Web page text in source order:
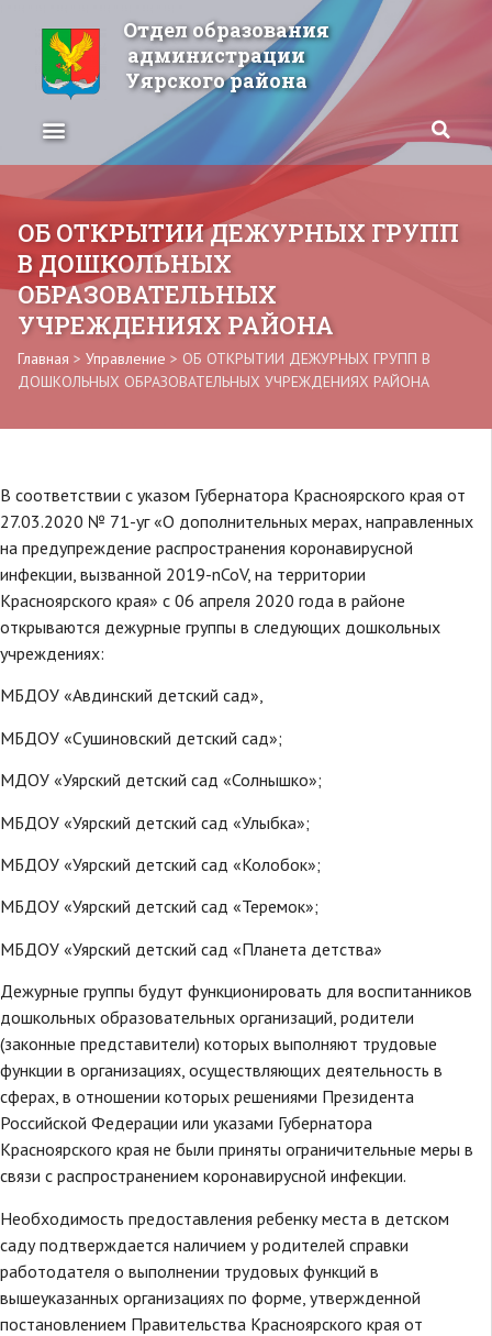
Отдел образования
администрации
Уярского района
ОБ ОТКРЫТИИ ДЕЖУРНЫХ ГРУПП
В ДОШКОЛЬНЫХ
ОБРАЗОВАТЕЛЬНЫХ
УЧРЕЖДЕНИЯХ РАЙОНА
Главная > Управление > ОБ ОТКРЫТИИ ДЕЖУРНЫХ ГРУПП В
ДОШКОЛЬНЫХ ОБРАЗОВАТЕЛЬНЫХ УЧРЕЖДЕНИЯХ РАЙОНА
В соответствии с указом Губернатора Красноярского края от
27.03.2020 № 71-уг «О дополнительных мерах, направленных
на предупреждение распространения коронавирусной
инфекции, вызванной 2019-nCoV, на территории
Красноярского края» с 06 апреля 2020 года в районе
открываются дежурные группы в следующих дошкольных
учреждениях:
МБДОУ «Авдинский детский сад»,
МБДОУ «Сушиновский детский сад»;
МДОУ «Уярский детский сад «Солнышко»;
МБДОУ «Уярский детский сад «Улыбка»;
МБДОУ «Уярский детский сад «Колобок»;
МБДОУ «Уярский детский сад «Теремок»;
МБДОУ «Уярский детский сад «Планета детства»
Дежурные группы будут функционировать для воспитанников
дошкольных образовательных организаций, родители
(законные представители) которых выполняют трудовые
функции в организациях, осуществляющих деятельность в
сферах, в отношении которых решениями Президента
Российской Федерации или указами Губернатора
Красноярского края не были приняты ограничительные меры в
связи с распространением коронавирусной инфекции.
Необходимость предоставления ребенку места в детском
саду подтверждается наличием у родителей справки
работодателя о выполнении трудовых функций в
вышеуказанных организациях по форме, утвержденной
постановлением Правительства Красноярского края от